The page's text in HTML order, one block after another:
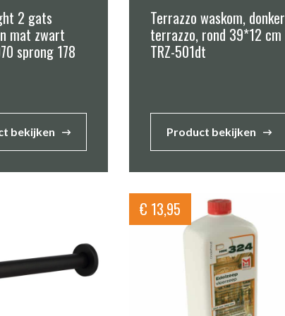
2 gats
mat zwart
sprong 178
bekijken
Terrazzo waskom, donker
terrazzo, rond 39*12 cm
TRZ-501dt
Product bekijken
€ 13,95